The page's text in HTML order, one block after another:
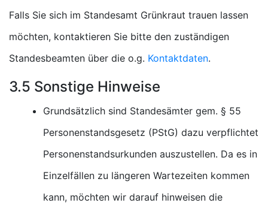
Falls Sie sich im Standesamt Grünkraut trauen lassen
möchten, kontaktieren Sie bitte den zuständigen
Standesbeamten über die o.g. Kontaktdaten.
3.5 Sonstige Hinweise
Grundsätzlich sind Standesämter gem. § 55
Personenstandsgesetz (PStG) dazu verpflichtet
Personenstandsurkunden auszustellen. Da es in
Einzelfällen zu längeren Wartezeiten kommen
kann, möchten wir darauf hinweisen die